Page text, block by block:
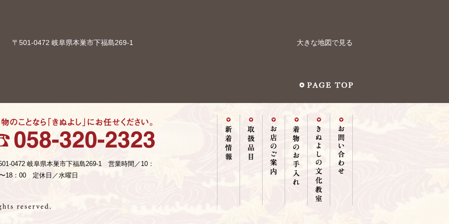
〒501-0472 岐阜県本巣市下福島269-1 大きな地図で見る
0472 岐阜県本巣市下福島269-1 営業時間／10：
18：00 定休日／水曜日